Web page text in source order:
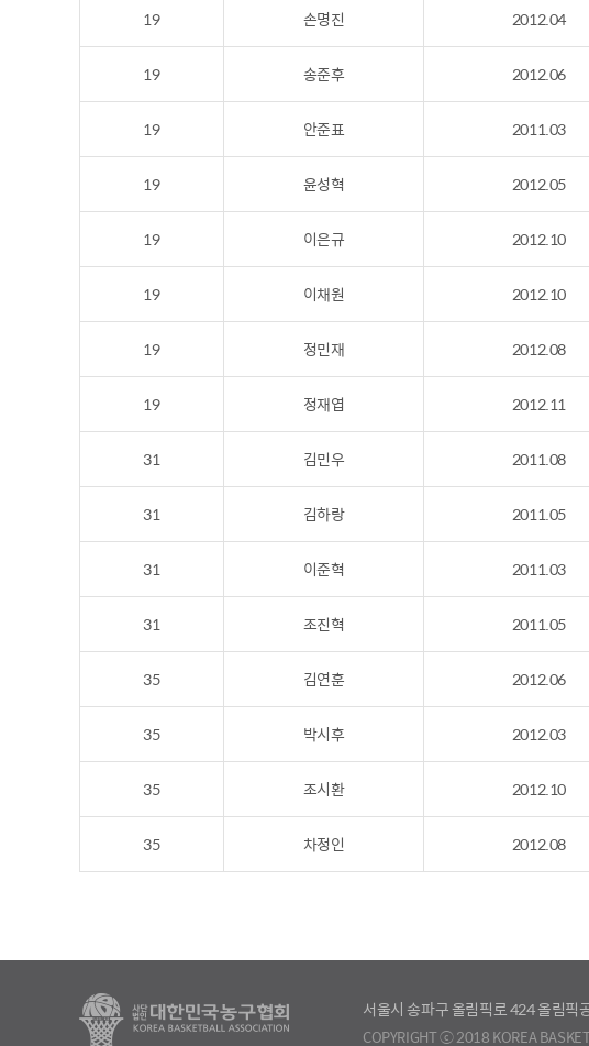
19 손명진 2012.04
19 송준후 2012.06
19 안준표 2011.03
19 윤성혁 2012.05
19 이은규 2012.10
19 이채원 2012.10
19 정민재 2012.08
19 정재엽 2012.11
31 김민우 2011.08
31 김하랑 2011.05
31 이준혁 2011.03
31 조진혁 2011.05
35 김연훈 2012.06
35 박시후 2012.03
35 조시환 2012.10
35 차정인 2012.08
서울시 송파구 올림픽로 424 올림픽
COPYRIGHT ⓒ 2018 KOREA